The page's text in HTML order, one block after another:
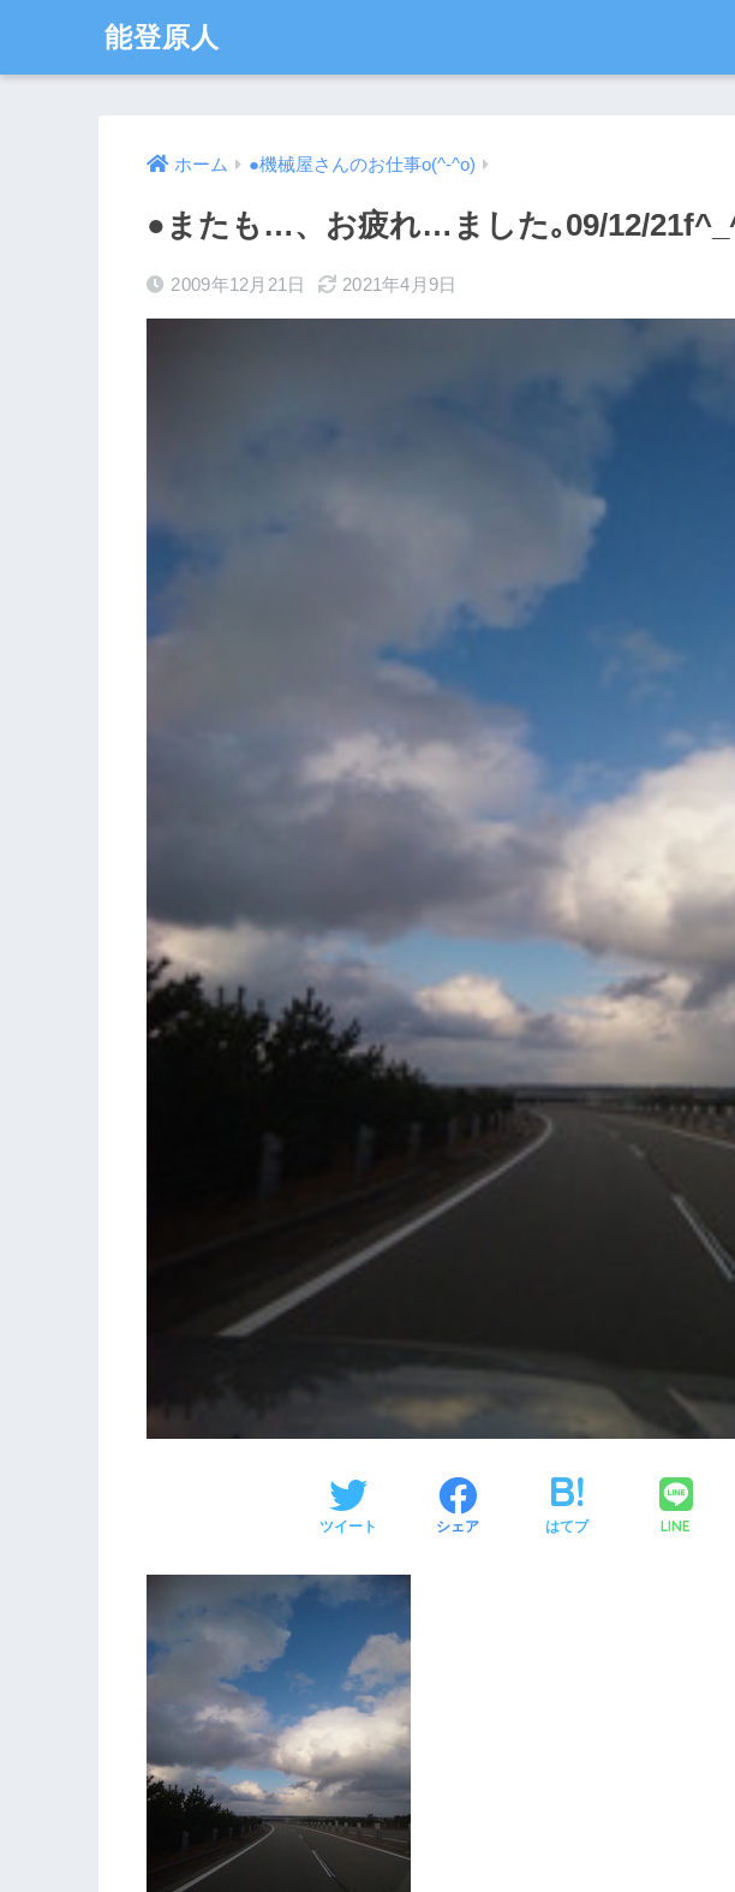
能登原人
ホーム ●機械屋さんのお仕事o(^-^o)
●またも…、お疲れ…ました｡09/12/
2009年12月21日 2021年4月9日
ツイート シェア はてブ LINE